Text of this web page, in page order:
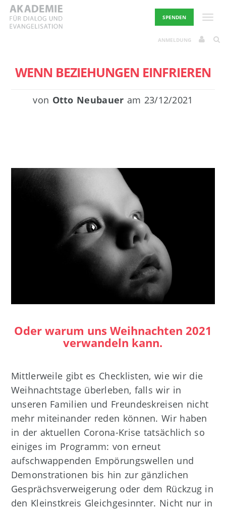
Skip
content
SPENDEN
ANMELDUNG
WENN BEZIEHUNGEN EINFRIEREN
von Otto Neubauer am 23/12/2021
Oder warum uns Weihnachten 2021
verwandeln kann.
Mittlerweile gibt es Checklisten, wie wir die
Weihnachtstage überleben, falls wir in
unseren Familien und Freundeskreisen nicht
mehr miteinander reden können. Wir haben
in der aktuellen Corona-Krise tatsächlich so
einiges im Programm: von erneut
aufschwappenden Empörungswellen und
Demonstrationen bis hin zur gänzlichen
Gesprächsverweigerung oder dem Rückzug in
den Kleinstkreis Gleichgesinnter. Nicht nur in